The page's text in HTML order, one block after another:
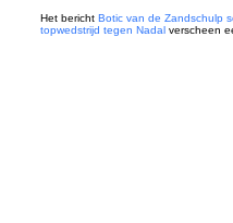
Het bericht Botic van de Zandschulp
topwedstrijd tegen Nadalverscheen